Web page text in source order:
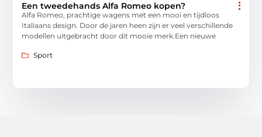
Een tweedehands Alfa Romeo kopen?
Alfa Romeo, prachtige wagens met een mooi en tijdloos
Italiaans design. Door de jaren heen zijn er veel verschillende
modellen uitgebracht door dit mooie merk.Een nieuwe
Sport